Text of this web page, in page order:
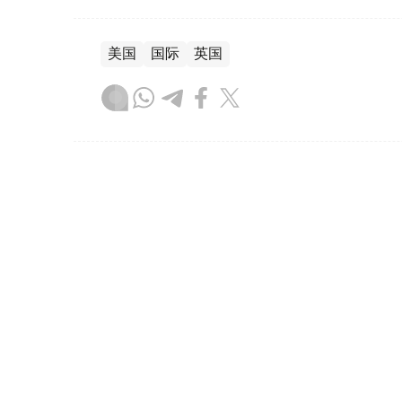
美国 国际 英国